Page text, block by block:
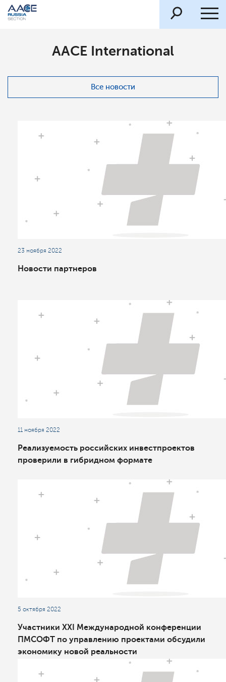
AACE International
Все новости
23 ноября 2022
Новости партнеров
11 ноября 2022
Реализуемость российских инвестпроектов
проверили в гибридном формате
5 октября 2022
Участники XXI Международной конференции
ПМСОФТ по управлению проектами обсудили
экономику новой реальности